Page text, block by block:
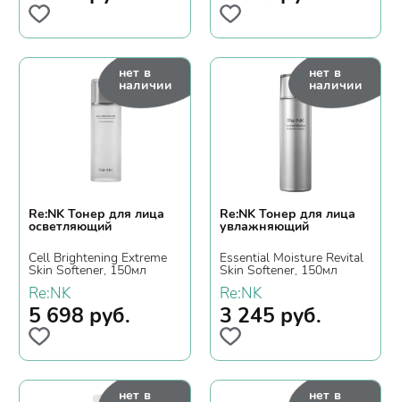
нет в
наличии
Re:NK Тонер для лица
осветляющий
Cell Brightening Extreme
Skin Softener, 150мл
Re:NK
5 698 руб.
нет в
наличии
Re:NK Тонер для лица
увлажняющий
Essential Moisture Revital
Skin Softener, 150мл
Re:NK
3 245 руб.
нет в нет в